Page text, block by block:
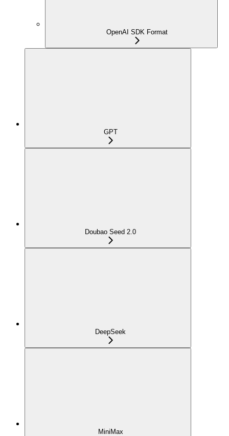
OpenAI SDK Format
GPT
Doubao Seed 2.0
DeepSeek
MiniMax